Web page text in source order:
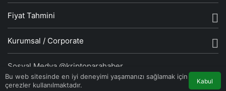
1 Bitcoin kaç dolar
1 Bitcoin kaç Türk lirası
1 dolar
Bu web sitesinde en iyi deneyimi yaşamanızı sağlamak için
çerezler kullanılmaktadır.
Kabul
Fiyat Tahmini
Kurumsal / Corporate
Sosyal Medya @kriptoparahaber